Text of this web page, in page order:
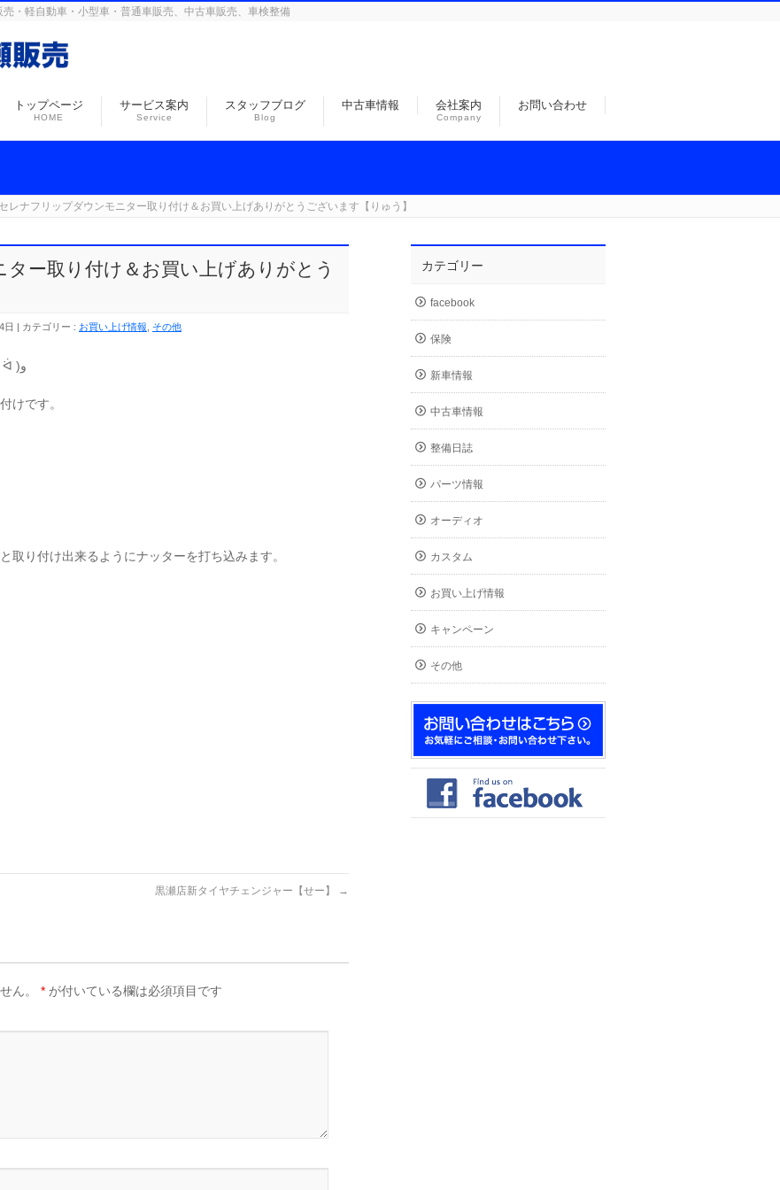
・軽自動車・小型車・普通車販売、中古車販売、車検整備
トップページ
HOME
サービス案内
Service
スタッフブログ
Blog
中古車情報 会社案内
Company
お問い合わせ
セレナフリップダウンモニター取り付け＆お買い上げありがとうございます【りゅう】
ー取り付け＆お買い上げありがとう
日 カテゴリー : お買い上げ情報 その他
セレナをお買い上げいただきましたよ〜٩( ᐛ )و
けです。
取り付け出来るようにナッターを打ち込みます。
黒瀬店新タイヤチェンジャー【せー】 →
ん。 * が付いている欄は必須項目です
カテゴリー
facebook
保険
新車情報
中古車情報
整備日誌
パーツ情報
オーディオ
カスタム
お買い上げ情報
キャンペーン
その他